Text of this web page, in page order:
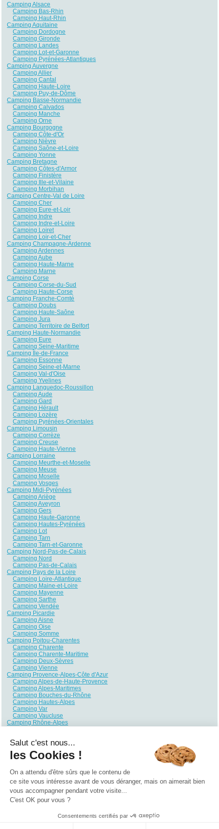
Camping Alsace
Camping Bas-Rhin
Camping Haut-Rhin
Camping Aquitaine
Camping Dordogne
Camping Gironde
Camping Landes
Camping Lot-et-Garonne
Camping Pyrénées-Atlantiques
Camping Auvergne
Camping Allier
Camping Cantal
Camping Haute-Loire
Camping Puy-de-Dôme
Camping Basse-Normandie
Camping Calvados
Camping Manche
Camping Orne
Camping Bourgogne
Camping Côte-d'Or
Camping Nièvre
Camping Saône-et-Loire
Camping Yonne
Camping Bretagne
Camping Côtes-d'Armor
Camping Finistère
Camping Ille-et-Vilaine
Camping Morbihan
Camping Centre-Val de Loire
Camping Cher
Camping Eure-et-Loir
Camping Indre
Camping Indre-et-Loire
Camping Loiret
Camping Loir-et-Cher
Camping Champagne-Ardenne
Camping Ardennes
Camping Aube
Camping Haute-Marne
Camping Marne
Camping Corse
Camping Corse-du-Sud
Camping Haute-Corse
Camping Franche-Comté
Camping Doubs
Camping Haute-Saône
Camping Jura
Camping Territoire de Belfort
Camping Haute-Normandie
Camping Eure
Camping Seine-Maritime
Camping Île-de-France
Camping Essonne
Camping Seine-et-Marne
Camping Val-d'Oise
Camping Yvelines
Camping Languedoc-Roussillon
Camping Aude
Camping Gard
Camping Hérault
Camping Lozère
Camping Pyrénées-Orientales
Camping Limousin
Camping Corrèze
Camping Creuse
Camping Haute-Vienne
Camping Lorraine
Camping Meurthe-et-Moselle
Camping Meuse
Camping Moselle
Camping Vosges
Camping Midi-Pyrénées
Camping Ariège
Camping Aveyron
Camping Gers
Camping Haute-Garonne
Camping Hautes-Pyrénées
Camping Lot
Camping Tarn
Camping Tarn-et-Garonne
Camping Nord-Pas-de-Calais
Camping Nord
Camping Pas-de-Calais
Camping Pays de la Loire
Camping Loire-Atlantique
Camping Maine-et-Loire
Camping Mayenne
Camping Sarthe
Camping Vendée
Camping Picardie
Camping Aisne
Camping Oise
Camping Somme
Camping Poitou-Charentes
Camping Charente
Camping Charente-Maritime
Camping Deux-Sèvres
Camping Vienne
Camping Provence-Alpes-Côte d'Azur
Camping Alpes-de-Haute-Provence
Camping Alpes-Maritimes
Camping Bouches-du-Rhône
Camping Hautes-Alpes
Camping Var
Camping Vaucluse
Camping Rhône-Alpes
Camping Drôme
Camping Haute-Savoie
Camping Isère
Camping Rhône
Camping Savoie
Qui sommes nous ? |Contactez-nous
Salut c'est nous...
les Cookies !
On a attendu d'être sûrs que le contenu de
ce site vous intéresse avant de vous déranger, mais on aimerait bien
vous accompagner pendant votre visite...
C'est OK pour vous ?
Consentements certifiés par